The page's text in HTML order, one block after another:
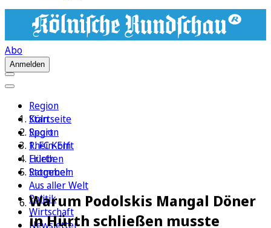
Abo
Anmelden
Region
Köln
Sport
1. FC Köln
Erleben
Ratgeber
Aus aller Welt
Politik
Wirtschaft
Newsletter
Startseite
Region
Rhein-Erft
Hürth
Stommeln
Warum Podolskis Mangal Döner
in Hürth schließen musste